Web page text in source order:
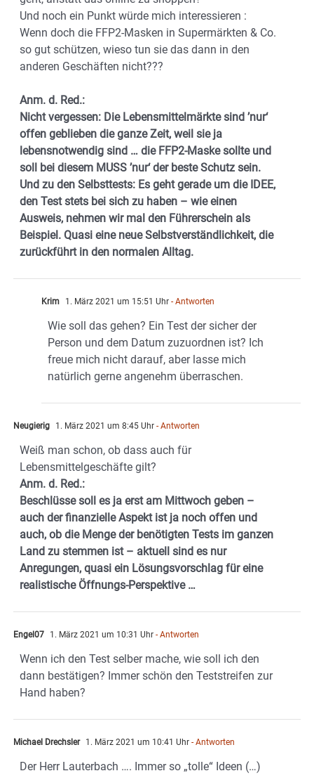
Und noch ein Punkt würde mich interessieren :
Wenn doch die FFP2-Masken in Supermärkten & Co.
so gut schützen, wieso tun sie das dann in den
anderen Geschäften nicht???
Anm. d. Red.:
Nicht vergessen: Die Lebensmittelmärkte sind ’nur‘
offen geblieben die ganze Zeit, weil sie ja
lebensnotwendig sind … die FFP2-Maske sollte und
soll bei diesem MUSS ’nur‘ der beste Schutz sein.
Und zu den Selbsttests: Es geht gerade um die IDEE,
den Test stets bei sich zu haben – wie einen
Ausweis, nehmen wir mal den Führerschein als
Beispiel. Quasi eine neue Selbstverständlichkeit, die
zurückführt in den normalen Alltag.
Krim 1. März 2021 um 15:51 Uhr - Antworten
Wie soll das gehen? Ein Test der sicher der
Person und dem Datum zuzuordnen ist? Ich
freue mich nicht darauf, aber lasse mich
natürlich gerne angenehm überraschen.
Neugierig 1. März 2021 um 8:45 Uhr - Antworten
Weiß man schon, ob dass auch für
Lebensmittelgeschäfte gilt?
Anm. d. Red.:
Beschlüsse soll es ja erst am Mittwoch geben –
auch der finanzielle Aspekt ist ja noch offen und
auch, ob die Menge der benötigten Tests im ganzen
Land zu stemmen ist – aktuell sind es nur
Anregungen, quasi ein Lösungsvorschlag für eine
realistische Öffnungs-Perspektive …
Engel07 1. März 2021 um 10:31 Uhr - Antworten
Wenn ich den Test selber mache, wie soll ich den
dann bestätigen? Immer schön den Teststreifen zur
Hand haben?
Michael Drechsler 1. März 2021 um 10:41 Uhr - Antworten
Der Herr Lauterbach …. Immer so „tolle“ Ideen (…)